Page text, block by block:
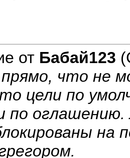
от Бабай123
что не
цели по
по
на